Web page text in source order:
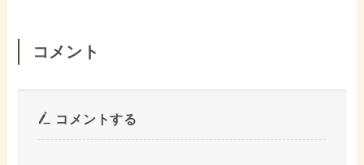
コメント
コメントする